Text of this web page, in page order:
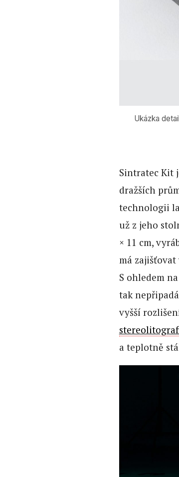
Ukázka
Sintratec Kit
dražších
technologii
už z jeho
× 11 cm,
má
S ohledem
tak
vyšší
a teplotně